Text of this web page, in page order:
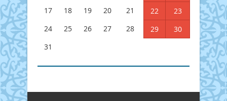
17
18 19 20 21 22
23
24
25 26 27 28 29
30
31